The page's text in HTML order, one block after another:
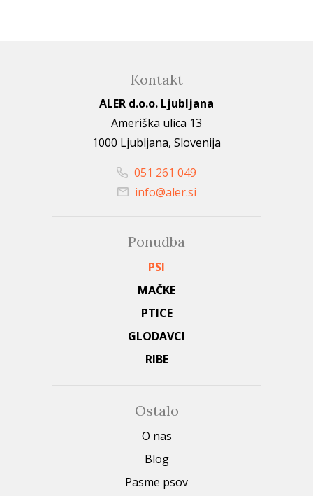
Kontakt
ALER d.o.o. Ljubljana
Ameriška ulica 13
1000 Ljubljana, Slovenija
051 261 049
info@aler.si
Ponudba
PSI
MAČKE
PTICE
GLODAVCI
RIBE
Ostalo
O nas
Blog
Pasme psov